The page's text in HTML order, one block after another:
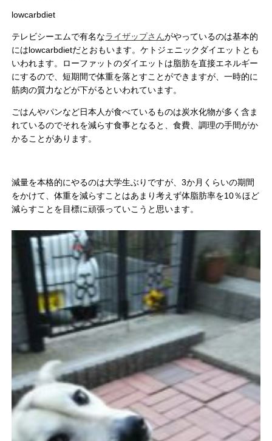
lowcarbdiet
テレビシーエムで有名なライザップさんがやっているのは基本的
にはlowcarbdietだとおもいます。ケトジェニックダイエットとも
いわれます。ローファットのダイエットは脂肪を直接エネルギー
にするので、短期間で体重を落とすことができますが、一時的に
筋肉の質力などが下がるといわれています。
ごはんやパンなど日本人が食べているものは炭水化物が多く含ま
れているのでそれを減らす食事となると、食費、調理の手間がか
かることがあります。
減量を本格的にやるのは大学生ぶりですが、3か月くらいの期間
をかけて、体重を減らすことはあまり考えず体脂肪率を10％ほど
減らすことを目標に頑張っていこうと思います。